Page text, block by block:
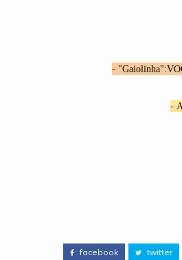
-
-
facebook twitter